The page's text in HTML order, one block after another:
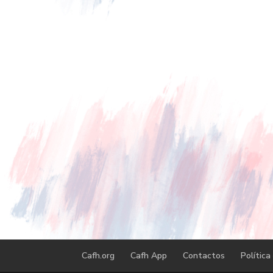
Cafh.org Cafh App Contactos Política